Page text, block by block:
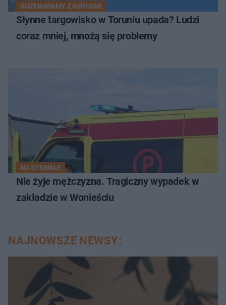
ROZMAWIAMY Z KUPCAMI
Słynne targowisko w Toruniu upada? Ludzi
coraz mniej, mnożą się problemy
NA SYGNALE
Nie żyje mężczyzna. Tragiczny wypadek w
zakładzie w Wonieściu
NAJNOWSZE NEWSY: